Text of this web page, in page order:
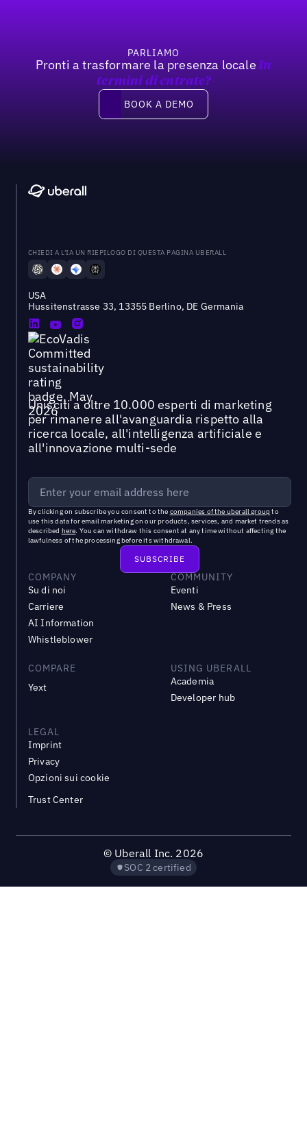
PARLIAMO
Pronti a trasformare la presenza locale In
termini di entrate?
Book a demo
BOOK A DEMO
CHIEDI A L'IA UN RIEPILOGO DI QUESTA PAGINA UBERALL
USA
Hussitenstrasse 33, 13355 Berlino, DE Germania
Unisciti a oltre 10.000 esperti di marketing
per rimanere all'avanguardia rispetto alla
ricerca locale, all'intelligenza artificiale e
all'innovazione multi-sede
By clicking on subscribe you consent to the companies of the uberall groupto
use this data for email marketing on our products, services, and market trends as
described here. You can withdraw this consent at any time without affecting the
lawfulness of the processing before its withdrawal.
COMPANY
Su di noi
Carriere
AI Information
Whistleblower
COMMUNITY
Eventi
News & Press
COMPARE
Yext
USING UBERALL
Academia
Developer hub
LEGAL
Imprint
Privacy
Opzioni sui cookie
Trust Center
© Uberall Inc. 2026
SOC 2 certified